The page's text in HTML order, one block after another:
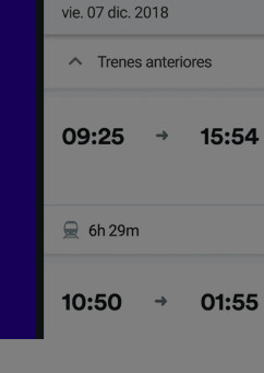
dispositivo y/o acceder
contenido
publicidad y contenido,
Lista de asociados